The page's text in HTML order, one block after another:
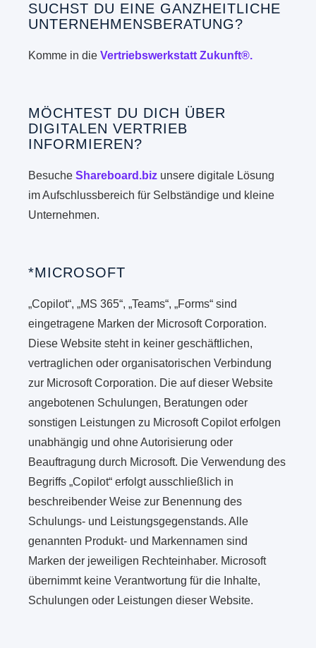
SUCHST DU EINE GANZHEITLICHE
UNTERNEHMENSBERATUNG?
Komme in dieVertriebswerkstatt Zukunft®.
MÖCHTEST DU DICH ÜBER
DIGITALEN VERTRIEB
INFORMIEREN?
BesucheShareboard.biz unsere digitale Lösung
im Aufschlussbereich für Selbständige und kleine
Unternehmen.
*MICROSOFT
„Copilot“, „MS 365“, „Teams“, „Forms“ sind
eingetragene Marken der Microsoft Corporation.
Diese Website steht in keiner geschäftlichen,
vertraglichen oder organisatorischen Verbindung
zur Microsoft Corporation. Die auf dieser Website
angebotenen Schulungen, Beratungen oder
sonstigen Leistungen zu Microsoft Copilot erfolgen
unabhängig und ohne Autorisierung oder
Beauftragung durch Microsoft. Die Verwendung des
Begriffs „Copilot“ erfolgt ausschließlich in
beschreibender Weise zur Benennung des
Schulungs- und Leistungsgegenstands. Alle
genannten Produkt- und Markennamen sind
Marken der jeweiligen Rechteinhaber. Microsoft
übernimmt keine Verantwortung für die Inhalte,
Schulungen oder Leistungen dieser Website.